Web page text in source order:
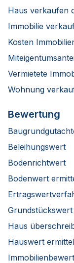
Haus verkaufen
Immobilie
Kosten
Vermietete
Wohnung
Bewertung
Beleihungswert
Bodenrichtwert
Bodenwert
Haus
Hauswert